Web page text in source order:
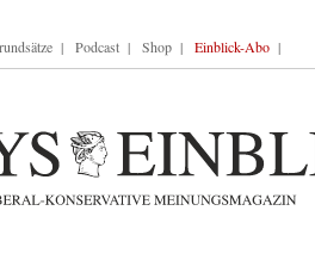
Podcast Shop Einblick-Abo